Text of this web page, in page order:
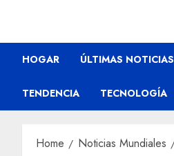
HOGAR ÚLTIMAS NOTICIAS
TENDENCIA TECNOLOGÍA
Home Noticias Mundiales